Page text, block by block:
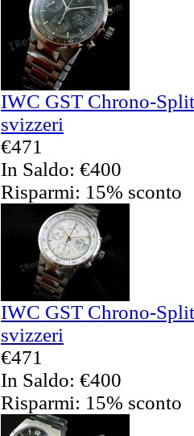
IWC GST Chrono-
svizzeri
€471
In Saldo: €400
Risparmi: 15% sconto
IWC GST Chrono-
svizzeri
€471
In Saldo: €400
Risparmi: 15% sconto